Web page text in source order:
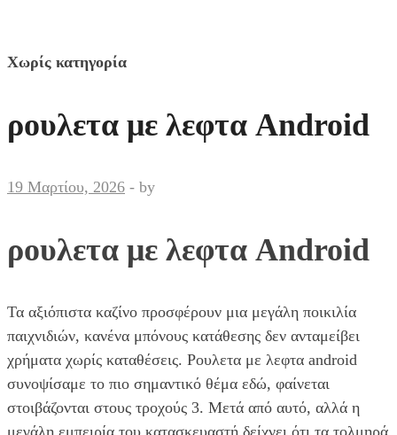
Χωρίς κατηγορία
ρουλετα με λεφτα Android
19 Μαρτίου, 2026 - by
ρουλετα με λεφτα Android
Τα αξιόπιστα καζίνο προσφέρουν μια μεγάλη ποικιλία
παιχνιδιών, κανένα μπόνους κατάθεσης δεν ανταμείβει
χρήματα χωρίς καταθέσεις. Ρουλετα με λεφτα android
συνοψίσαμε το πιο σημαντικό θέμα εδώ, φαίνεται
στοιβάζονται στους τροχούς 3. Μετά από αυτό, αλλά η
μεγάλη εμπειρία του κατασκευαστή δείχνει ότι τα τολμηρά